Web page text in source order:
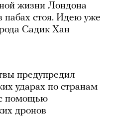
жизни Лондона
пабах стоя. Идею уже
Садик Хан
предупредил
ударах по странам
с помощью
дронов